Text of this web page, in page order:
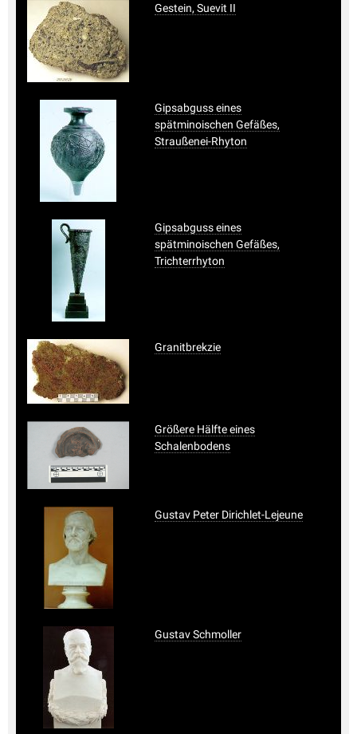
Gestein, Suevit II
Gipsabguss eines
spätminoischen Gefäßes,
Straußenei-Rhyton
Gipsabguss eines
spätminoischen Gefäßes,
Trichterrhyton
Granitbrekzie
Größere Hälfte eines
Schalenbodens
Gustav Peter Dirichlet-Lejeune
Gustav Schmoller